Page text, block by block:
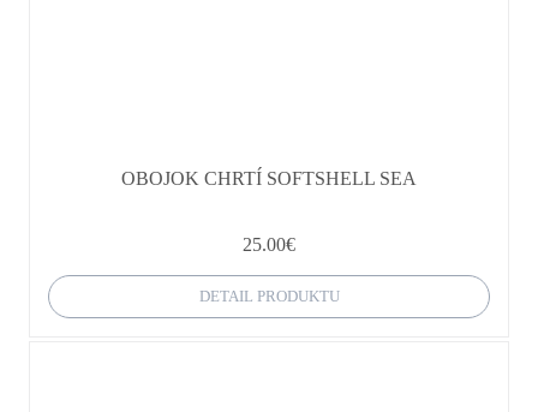
OBOJOK CHRTÍ SOFTSHELL SEA
25.00€
DETAIL PRODUKTU